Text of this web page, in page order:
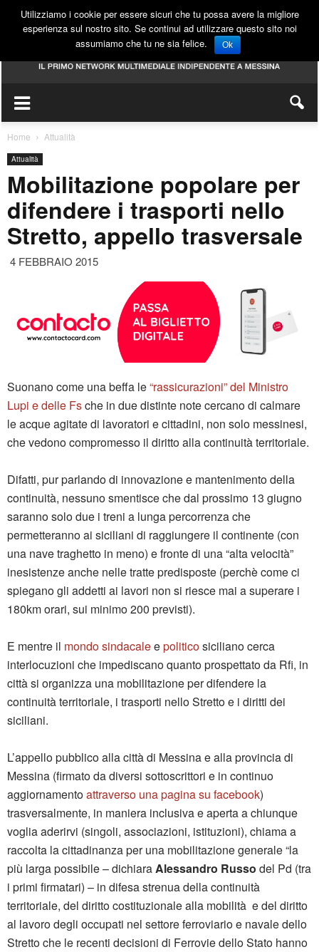
Home Attualità
Attualità
Mobilitazione popolare per
difendere i trasporti nello
Stretto, appello trasversale
4 FEBBRAIO 2015
Suonano come una beffa le“rassicurazioni” del Ministro
Lupi e delle Fsche in due distinte note cercano di calmare
le acque agitate di lavoratori e cittadini, non solo messinesi,
che vedono compromesso il diritto alla continuità territoriale.
Difatti, pur parlando di innovazione e mantenimento della
continuità, nessuno smentisce che dal prossimo 13 giugno
saranno solo due i treni a lunga percorrenza che
permetteranno ai siciliani di raggiungere il continente (con
una nave traghetto in meno) e fronte di una “alta velocità”
inesistenze anche nelle tratte predisposte (perchè come ci
spiegano gli addetti ai lavori non si riesce mai a superare i
180km orari, sui minimo 200 previsti).
E mentre il mondo sindacaleepoliticosiciliano cerca
interlocuzioni che impediscano quanto prospettato da Rfi, in
città si organizza una mobilitazione per difendere la
continuità territoriale, i trasporti nello Stretto e i diritti dei
siciliani.
L’appello pubblico alla città di Messina e alla provincia di
Messina (firmato da diversi sottoscrittori e in continuo
aggiornamentoattraverso una pagina su facebook)
trasversalmente, in maniera inclusiva e aperta a chiunque
voglia aderirvi (singoli, associazioni, istituzioni), chiama a
raccolta la cittadinanza per una mobilitazione generale “la
più larga possibile – dichiaraAlessandro Russo del Pd (tra
i primi firmatari) – in difesa strenua della continuità
territoriale, del diritto costituzionale alla mobilità e del diritto
al lavoro degli occupati nel settore ferroviario e navale dello
Stretto che le recenti decisioni di Ferrovie dello Stato hanno
Utilizziamo i cookie per essere sicuri che tu possa avere la migliore
esperienza sul nostro sito. Se continui ad utilizzare questo sito noi
assumiamo che tu ne sia felice.
Ok